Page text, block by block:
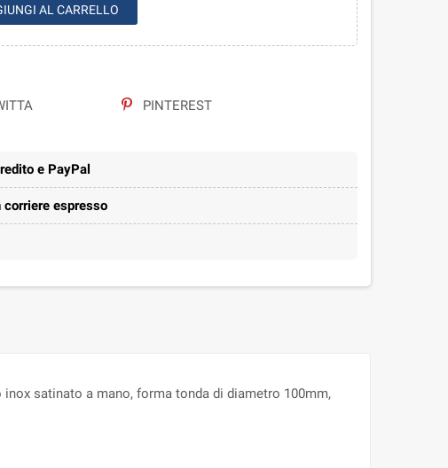
AL CARRELLO
PINTEREST
e PayPal
espresso
satinato a mano, forma tonda di diametro 100mm,